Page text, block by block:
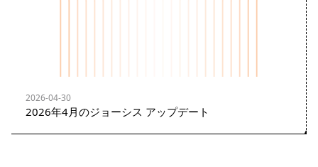
2026-04-30
2026年4月のジョーシス アップデート